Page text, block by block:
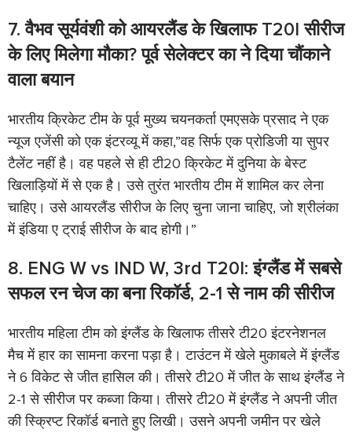
7. वैभव सूर्यवंशी को आयरलैंड के खिलाफ T20I सीरीज
के लिए मिलेगा मौका? पूर्व सेलेक्टर का ने दिया चौंकाने
वाला बयान
भारतीय क्रिकेट टीम के पूर्व मुख्य चयनकर्ता एमएसके प्रसाद ने एक
न्यूज एजेंसी को एक इंटरव्यू में कहा,”वह सिर्फ एक प्रोडिजी या सुपर
टैलेंट नहीं है। वह पहले से ही टी20 क्रिकेट में दुनिया के बेस्ट
खिलाड़ियों में से एक है। उसे तुरंत भारतीय टीम में शामिल कर लेना
चाहिए। उसे आयरलैंड सीरीज के लिए चुना जाना चाहिए, जो श्रीलंका
में इंडिया ए ट्राई सीरीज के बाद होगी।”
8. ENG W vs IND W, 3rd T20I: इंग्लैंड में सबसे
सफल रन चेज का बना रिकॉर्ड, 2-1 से नाम की सीरीज
भारतीय महिला टीम को इंग्लैंड के खिलाफ तीसरे टी20 इंटरनेशनल
मैच में हार का सामना करना पड़ा है। टाउंटन में खेले मुकाबले में इंग्लैंड
ने 6 विकेट से जीत हासिल की। तीसरे टी20 में जीत के साथ इंग्लैंड ने
2-1 से सीरीज पर कब्जा किया। तीसरे टी20 में इंग्लैंड ने अपनी जीत
की स्क्रिप्ट रिकॉर्ड बनाते हुए लिखी। उसने अपनी जमीन पर खेले